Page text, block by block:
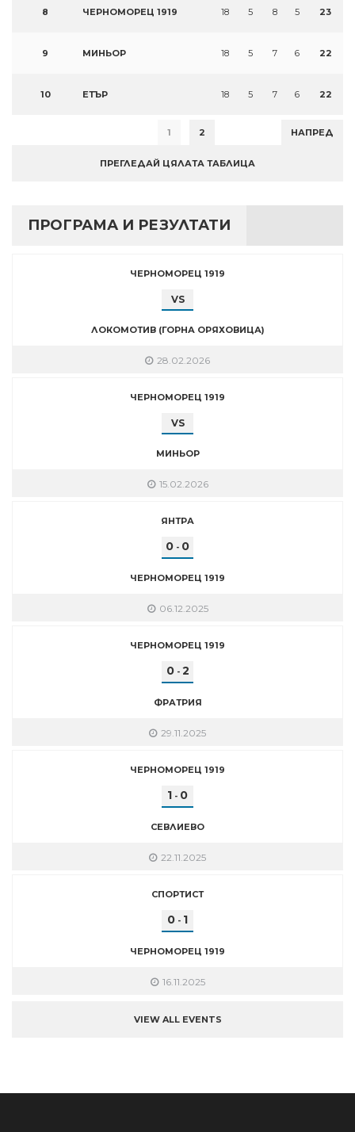
8 ЧЕРНОМОРЕЦ 1919 18 5 8 5 23
9 МИНЬОР 18 5 7 6 22
10 ЕТЪР 18 5 7 6 22
1 2 НАПРЕД
ПРЕГЛЕДАЙ ЦЯЛАТА ТАБЛИЦА
ПРОГРАМА И РЕЗУЛТАТИ
ЧЕРНОМОРЕЦ 1919
VS
ЛОКОМОТИВ (ГОРНА ОРЯХОВИЦА)
28.02.2026
ЧЕРНОМОРЕЦ 1919
VS
МИНЬОР
15.02.2026
ЯНТРА
0 - 0
ЧЕРНОМОРЕЦ 1919
06.12.2025
ЧЕРНОМОРЕЦ 1919
0- 2
ФРАТРИЯ
29.11.2025
ЧЕРНОМОРЕЦ 1919
1 - 0
СЕВЛИЕВО
22.11.2025
СПОРТИСТ
0 - 1
ЧЕРНОМОРЕЦ 1919
16.11.2025
VIEW ALL EVENTS